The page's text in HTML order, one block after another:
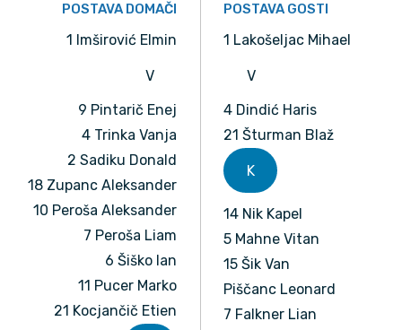
POSTAVA DOMAČI
1 Imširović Elmin
V
9 Pintarič Enej
4 Trinka Vanja
2 Sadiku Donald
18 Zupanc Aleksander
10 Peroša Aleksander
7 Peroša Liam
6 Šiško Ian
11 Pucer Marko
21 Kocjančič Etien
POSTAVA GOSTI
1 Lakošeljac Mihael
V
4 Dindić Haris
21 Šturman Blaž
K
14 Nik Kapel
5 Mahne Vitan
15 Šik Van
Piščanc Leonard
7 Falkner Lian